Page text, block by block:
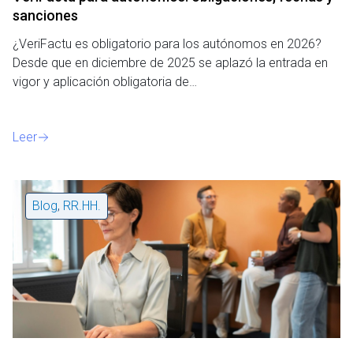
sanciones
¿VeriFactu es obligatorio para los autónomos en 2026?
Desde que en diciembre de 2025 se aplazó la entrada en
vigor y aplicación obligatoria de…
Leer
Blog, RR.HH.